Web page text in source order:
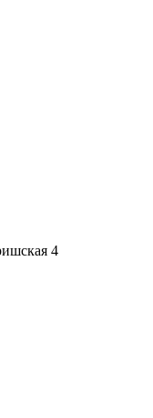
Петербург ул. Киришская 4